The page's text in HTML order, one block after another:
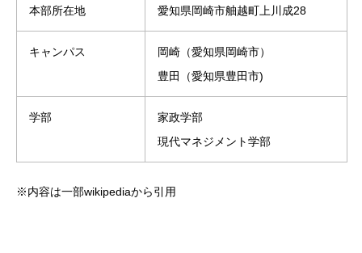
本部所在地 愛知県岡崎市舳越町上川成28
キャンパス
岡崎（愛知県岡崎市）
豊田（愛知県豊田市)
学部
家政学部
現代マネジメント学部
※内容は一部wikipediaから引用